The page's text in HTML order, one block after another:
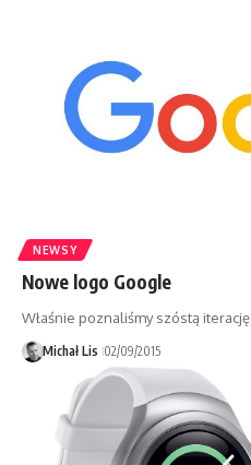
NEWSY
Nowe logo Google
Właśnie poznaliśmy szóstą
Michał Lis 02/09/2015